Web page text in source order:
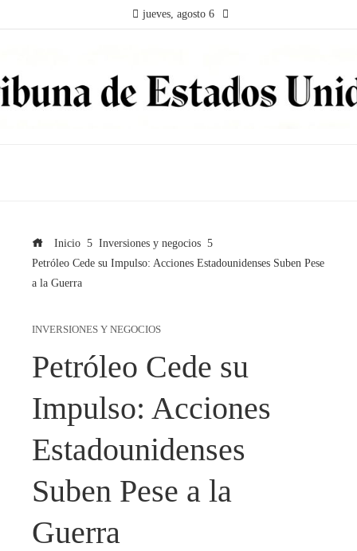
jueves, agosto 6
Inicio
Inversiones y negocios
Petróleo Cede su Impulso: Acciones Estadounidenses Suben Pese
a la Guerra
INVERSIONES Y NEGOCIOS
Petróleo Cede su
Impulso: Acciones
Estadounidenses
Suben Pese a la
Guerra